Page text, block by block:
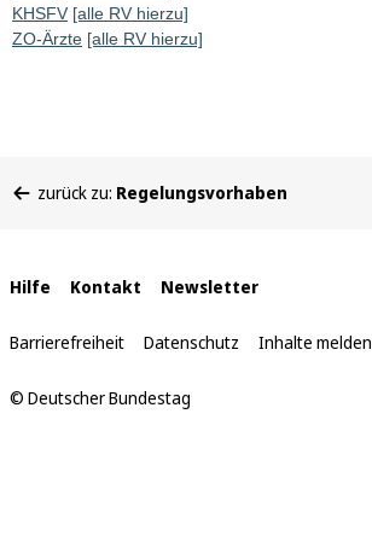
KHSFV [alle RV hierzu]
ZO-Ärzte [alle RV hierzu]
befinden
zurück zu: Regelungsvorhaben
Interne
Links
Hilfe Kontakt Newsletter
Barrierefreiheit Datenschutz Inhalte melden
© Deutscher Bundestag